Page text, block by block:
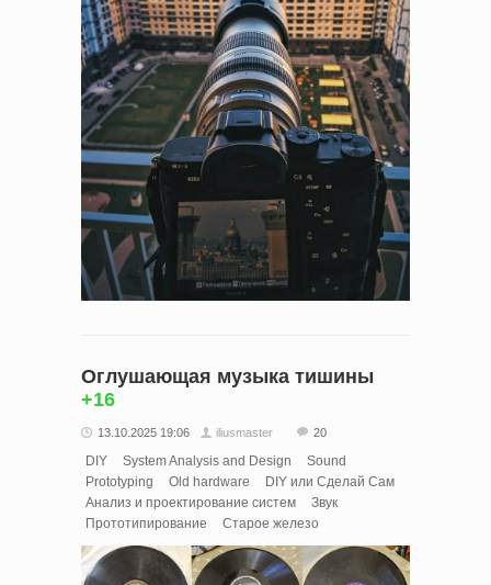
Оглушающая музыка тишины
+16
13.10.2025 19:06 iliusmaster 20
DIY System Analysis and Design
Sound
Prototyping
Old hardware
DIY или Сделай Сам
Анализ и проектирование систем
Звук
Прототипирование
Старое железо